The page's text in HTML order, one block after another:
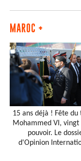
MAROC +
15 ans déjà ! Fête du
Mohammed VI, vingt
pouvoir. Le
d'Opinion